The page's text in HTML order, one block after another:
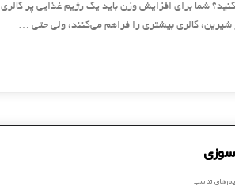
شما برای افزایش وزن باید یک رژیم غذایی پر کالری
کالری بیشتری را فراهم می‌کنند، ولی حتی …
های تناسب